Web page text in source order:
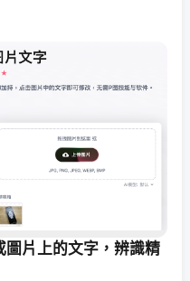
圖片上的文字，辨識精